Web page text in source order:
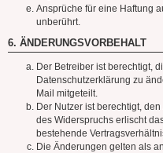
Ansprüche für eine Haftung
unberührt.
6. ÄNDERUNGSVORBEHALT
Der Betreiber ist berechtigt,
Datenschutzerklärung zu
Mail mitgeteilt.
Der Nutzer ist berechtigt,
des Widerspruchs erlischt
bestehende
Die Änderungen gelten als